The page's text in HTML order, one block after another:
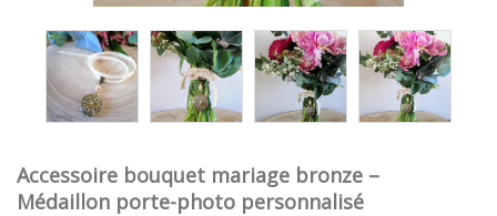
Accessoire bouquet mariage bronze –
Médaillon porte-photo personnalisé